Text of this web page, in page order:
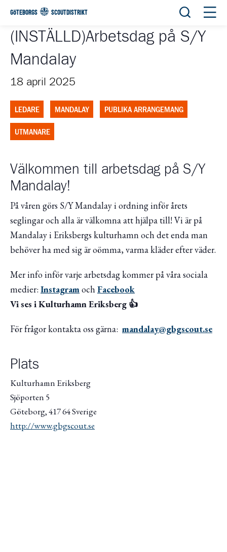
GÖTEBORGS SCOUTDISTRIKT Öppna
(INSTÄLLD)Arbetsdag på S/Y
Mandalay
18 april 2025
LEDARE MANDALAY PUBLIKA ARRANGEMANG
UTMANARE
Välkommen till arbetsdag på S/Y
Mandalay!
På våren görs S/Y Mandalay i ordning inför årets
seglingar och alla är välkomna att hjälpa till! Vi är på
Mandalay i Eriksbergs kulturhamn och det enda man
behöver ha med sig är oömma, varma kläder efter väder.
Mer info inför varje arbetsdag kommer på våra sociala
medier: Instagram och Facebook
Vi ses i Kulturhamn Eriksberg 👍
För frågor kontakta oss gärna: mandalay@gbgscout.se
Plats
Kulturhamn Eriksberg
Sjöporten 5
Göteborg,417 64Sverige
http://www.gbgscout.se